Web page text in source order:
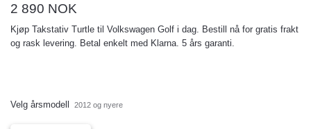
2 890 NOK
Kjøp Takstativ Turtle til Volkswagen Golf i dag. Bestill nå for gratis frakt
og rask levering. Betal enkelt med Klarna. 5 års garanti.
Velg årsmodell 2012 og nyere